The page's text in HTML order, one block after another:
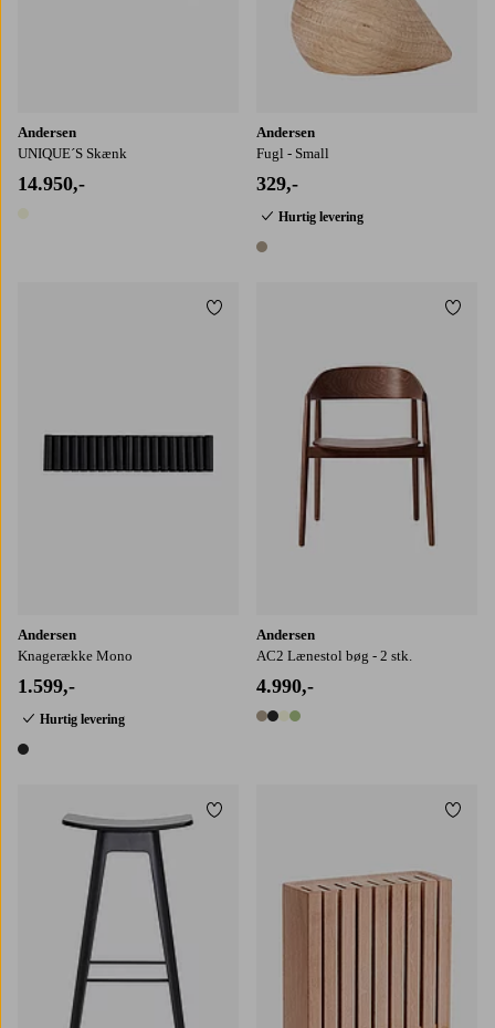
Andersen
UNIQUE´S Skænk
14.950,-
Andersen
Fugl - Small
329,-
Hurtig levering
1 farve
Andersen
Knagerække Mono
1.599,-
Hurtig levering
1 farve
Tilføj til favoritter
Andersen
AC2 Lænestol bøg - 2 stk.
4.990,-
4 farver
Tilføj til favoritter